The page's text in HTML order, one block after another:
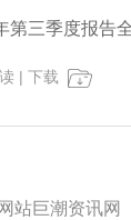
第三季度报告
| 下载
站巨潮资讯网